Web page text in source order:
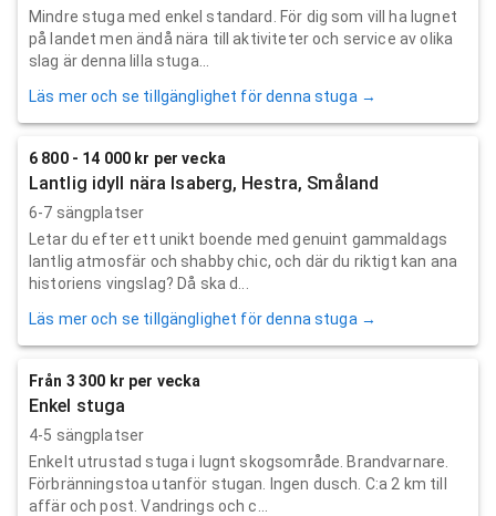
Mindre stuga med enkel standard. För dig som vill ha lugnet
på landet men ändå nära till aktiviteter och service av olika
slag är denna lilla stuga...
Läs mer och se tillgänglighet för denna stuga →
6 800 - 14 000 kr per vecka
Lantlig idyll nära Isaberg, Hestra, Småland
6-7 sängplatser
Letar du efter ett unikt boende med genuint gammaldags
lantlig atmosfär och shabby chic, och där du riktigt kan ana
historiens vingslag? Då ska d...
Läs mer och se tillgänglighet för denna stuga →
Från 3 300 kr per vecka
Enkel stuga
4-5 sängplatser
Enkelt utrustad stuga i lugnt skogsområde. Brandvarnare.
Förbränningstoa utanför stugan. Ingen dusch. C:a 2 km till
affär och post. Vandrings och c...